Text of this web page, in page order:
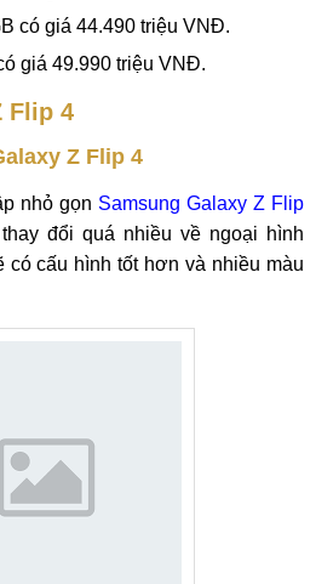
có giá 44.490 triệu VNĐ.
giá 49.990 triệu VNĐ.
Flip 4
Z Flip 4
nhỏ gọn Samsung Galaxy Z Flip
đổi quá nhiều về ngoại hình
có cấu hình tốt hơn và nhiều màu